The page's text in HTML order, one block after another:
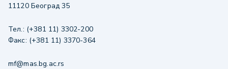
11120 Београд 35
Тел.: (+381 11) 3302-200
Факс: (+381 11) 3370-364
mf@mas.bg.ac.rs